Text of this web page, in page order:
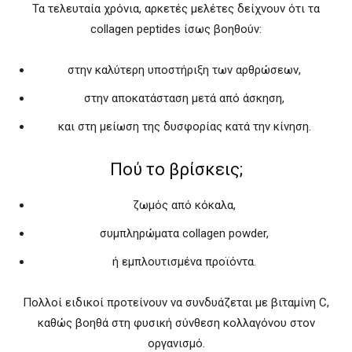
Τα τελευταία χρόνια, αρκετές μελέτες δείχνουν ότι τα
collagen peptides ίσως βοηθούν:
στην καλύτερη υποστήριξη των αρθρώσεων,
στην αποκατάσταση μετά από άσκηση,
και στη μείωση της δυσφορίας κατά την κίνηση.
Πού το βρίσκεις;
ζωμός από κόκαλα,
συμπληρώματα collagen powder,
ή εμπλουτισμένα προϊόντα.
Πολλοί ειδικοί προτείνουν να συνδυάζεται με βιταμίνη C,
καθώς βοηθά στη φυσική σύνθεση κολλαγόνου στον
οργανισμό.